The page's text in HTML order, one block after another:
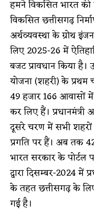
हमने विकसित भारत
विकसित छत्तीसगढ़
अर्थव्यवस्था के ग्रोथ
लिए 2025-26 में
बजट प्रावधान किया है।
योजना (शहरी) के
49 हजार 166 आवासों
कर लिए हैं।
दूसरे चरण में सभी शहरों
प्रगति पर हैं। अब तक 42
भारत सरकार के पोर्टल
द्वारा दिसम्बर-2024 में
के तहत छत्तीसगढ़ के
गई है।